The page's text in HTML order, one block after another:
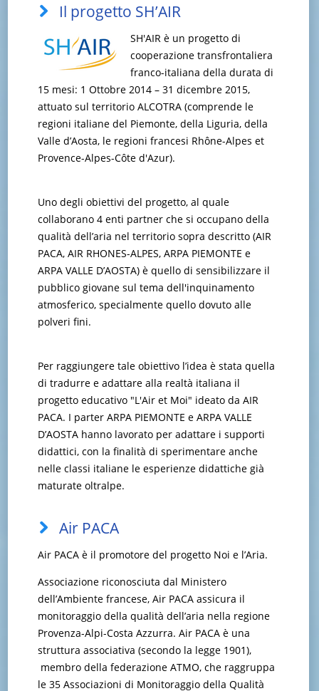
Il progetto SH’AIR
SH'AIR è un progetto di
cooperazione transfrontaliera
franco-italiana della durata di
15 mesi: 1 Ottobre 2014 – 31 dicembre 2015,
attuato sul territorio ALCOTRA (comprende le
regioni italiane del Piemonte, della Liguria, della
Valle d’Aosta, le regioni francesi Rhône-Alpes et
Provence-Alpes-Côte d'Azur).
Uno degli obiettivi del progetto, al quale
collaborano 4 enti partner che si occupano della
qualità dell’aria nel territorio sopra descritto (AIR
PACA, AIR RHONES-ALPES, ARPA PIEMONTE e
ARPA VALLE D’AOSTA) è quello di sensibilizzare il
pubblico giovane sul tema dell'inquinamento
atmosferico, specialmente quello dovuto alle
polveri fini.
Per raggiungere tale obiettivo l’idea è stata quella
di tradurre e adattare alla realtà italiana il
progetto educativo "L'Air et Moi" ideato da AIR
PACA. I parter ARPA PIEMONTE e ARPA VALLE
D’AOSTA hanno lavorato per adattare i supporti
didattici, con la finalità di sperimentare anche
nelle classi italiane le esperienze didattiche già
maturate oltralpe.
Air PACA
Air PACA è il promotore del progetto Noi e l’Aria.
Associazione riconosciuta dal Ministero
dell’Ambiente francese, Air PACA assicura il
monitoraggio della qualità dell’aria nella regione
Provenza-Alpi-Costa Azzurra. Air PACA è una
struttura associativa (secondo la legge 1901),
membro della federazione ATMO, che raggruppa
le 35 Associazioni di Monitoraggio della Qualità